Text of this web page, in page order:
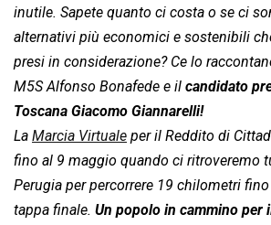
o
k
p
p
I
n
s
n
k
inutile. Sapete quanto ci costa o se ci
alternativi più economici e sostenibili
presi in considerazione? Ce lo
M5S Alfonso Bonafede e il candidato
Toscana Giacomo Giannarelli!
La Marcia Virtuale per il Reddito di
fino al 9 maggio quando ci ritroveremo
Perugia per percorrere 19 chilometri
tappa finale. Un popolo in cammino per